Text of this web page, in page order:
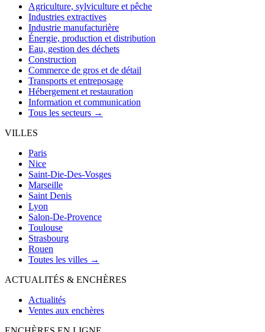
Agriculture, sylviculture et pêche
Industries extractives
Industrie manufacturière
Énergie, production et distribution
Eau, gestion des déchets
Construction
Commerce de gros et de détail
Transports et entreposage
Hébergement et restauration
Information et communication
Tous les secteurs →
VILLES
Paris
Nice
Saint-Die-Des-Vosges
Marseille
Saint Denis
Lyon
Salon-De-Provence
Toulouse
Strasbourg
Rouen
Toutes les villes →
ACTUALITÉS & ENCHÈRES
Actualités
Ventes aux enchères